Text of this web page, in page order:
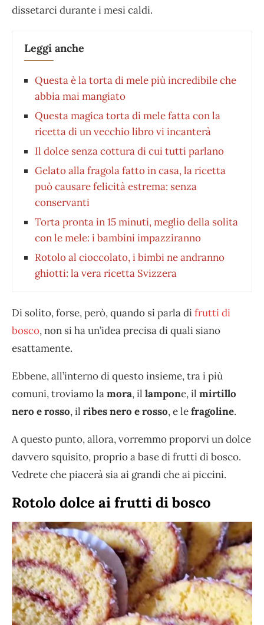
dissetarci durante i mesi caldi.
Leggi anche
Questa è la torta di mele più incredibile che
abbia mai mangiato
Questa magica torta di mele fatta con la
ricetta di un vecchio libro vi incanterà
Il dolce senza cottura di cui tutti parlano
Gelato alla fragola fatto in casa, la ricetta
può causare felicità estrema: senza
conservanti
Torta pronta in 15 minuti, meglio della solita
con le mele: i bambini impazziranno
Rotolo al cioccolato, i bimbi ne andranno
ghiotti: la vera ricetta Svizzera
Di solito, forse, però, quando si parla difrutti di
bosco, non si ha un’idea precisa di quali siano
esattamente.
Ebbene, all’interno di questo insieme, tra i più
comuni, troviamo lamora, il lampone, il mirtillo
nero e rosso, il ribes nero e rosso, e lefragoline.
A questo punto, allora, vorremmo proporvi un dolce
davvero squisito, proprio a base di frutti di bosco.
Vedrete che piacerà sia ai grandi che ai piccini.
Rotolo dolce ai frutti di bosco